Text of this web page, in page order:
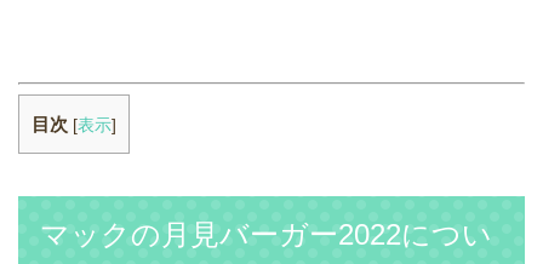
目次 [表示]
マックの月見バーガー2022につい